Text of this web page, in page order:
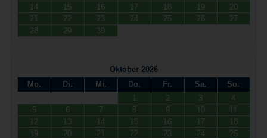
14
15 16 17 18 19
20
21
22 23 24 25 26
27
28
29 30
Oktober 2026
Mo.
Di. Mi. Do. Fr. Sa.
So.
1
2 3
4
5
6 7 8 9 10
11
12
13 14 15 16 17
18
19
20 21 22 23 24
25